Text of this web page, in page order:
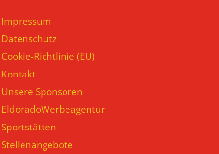
Impressum
Datenschutz
Cookie-Richtlinie (EU)
Kontakt
Unsere Sponsoren
EldoradoWerbeagentur
Sportstätten
Stellenangebote